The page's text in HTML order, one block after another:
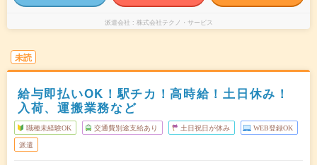
派遣会社 株式会社テクノ・サービス
未読
給与即払いOK！駅チカ！高時給！土日休み！
入荷、運搬業務など
職種未経験OK 交通費別途支給あり 土日祝日が休み WEB登録OK
派遣